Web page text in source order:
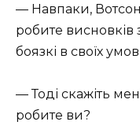
— Навпаки,
робите висновків
боязкі в своїх
— Тоді скажіть
робите ви?